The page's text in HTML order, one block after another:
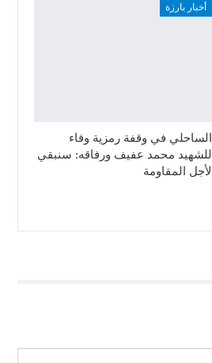
أخبار بارزة
الساحلي في وقفة رمزية وفاء
للشهيد محمد عفيف ورفاقه: سنبقي
لأجل المقاومة